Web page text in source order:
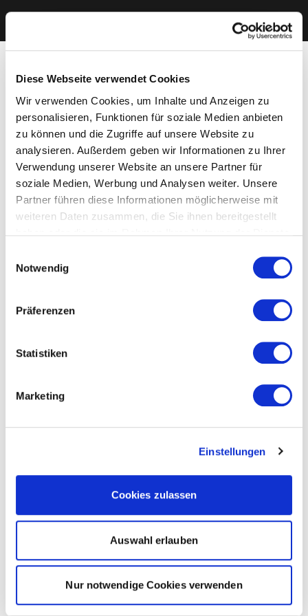
Diese Webseite verwendet Cookies
Wir verwenden Cookies, um Inhalte und Anzeigen zu
personalisieren, Funktionen für soziale Medien anbieten
zu können und die Zugriffe auf unsere Website zu
analysieren. Außerdem geben wir Informationen zu Ihrer
Verwendung unserer Website an unsere Partner für
soziale Medien, Werbung und Analysen weiter. Unsere
Partner führen diese Informationen möglicherweise mit
weiteren Daten zusammen, die Sie ihnen bereitgestellt
Cookies, wenn Sie unsere Webseite weiterhin nutzen.
Notwendig
Präferenzen
Statistiken
Marketing
Einstellungen
Cookies zulassen
Auswahl erlauben
Nur notwendige Cookies verwenden